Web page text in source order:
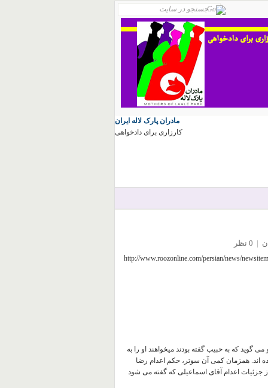
مادران پارک لاله ایران
کارزاری برای دادخواهی
| 0 نظر
http://www.roozonline.com/persian/news/
گوید که به حبیب گفته بودند میخواهند او را به
اند. همزمان کمی آن سوتر، حکم اعدام رضا
جزئیات اعدام آقای اسماعیلی که گفته می شود